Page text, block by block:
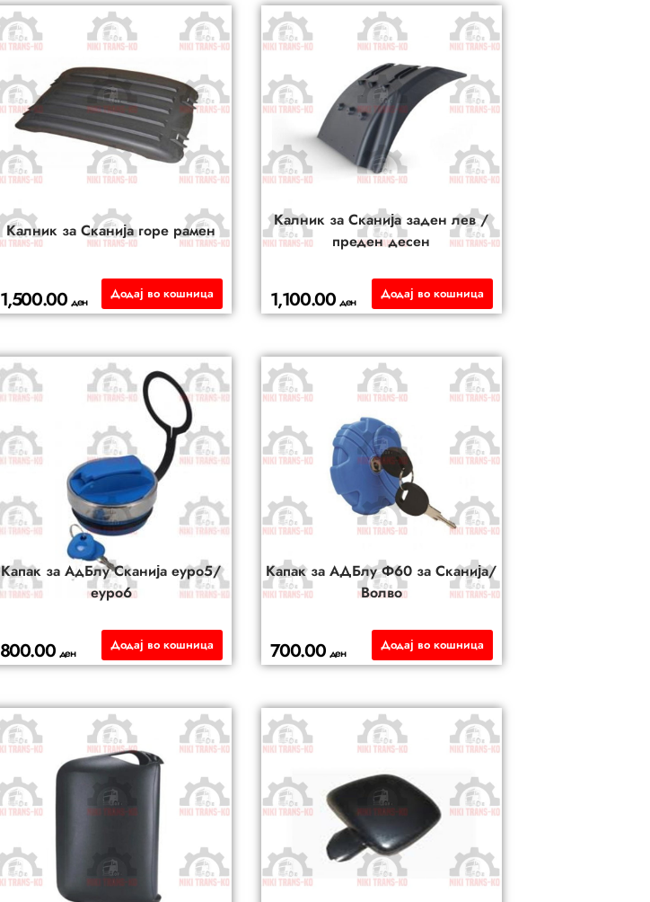
Калник за Сканија горе рамен
1,500.00 ден Додај во кошница
Калник за Сканија заден лев /
преден десен
1,100.00ден Додај во кошница
Капак за АдБлу Сканија еуро5/
еуро6
800.00 ден Додај во кошница
Капак за АДБлу Ф60 за Сканија/
Волво
700.00 ден Додај во кошница